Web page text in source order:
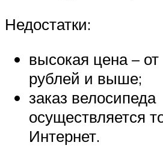
Недостатки:
высокая цена –
рублей и выше;
заказ велосипеда
осуществляется
Интернет.